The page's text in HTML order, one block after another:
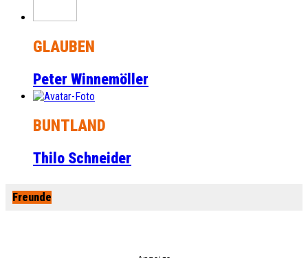
GLAUBEN
Peter Winnemöller
BUNTLAND
Thilo Schneider
Freunde